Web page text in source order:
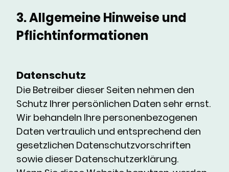
3. Allgemeine Hinweise und
Pflichtinformationen
Datenschutz
Die Betreiber dieser Seiten nehmen den
Schutz Ihrer persönlichen Daten sehr ernst.
Wir behandeln Ihre personenbezogenen
Daten vertraulich und entsprechend den
gesetzlichen Datenschutzvorschriften
sowie dieser Datenschutzerklärung.